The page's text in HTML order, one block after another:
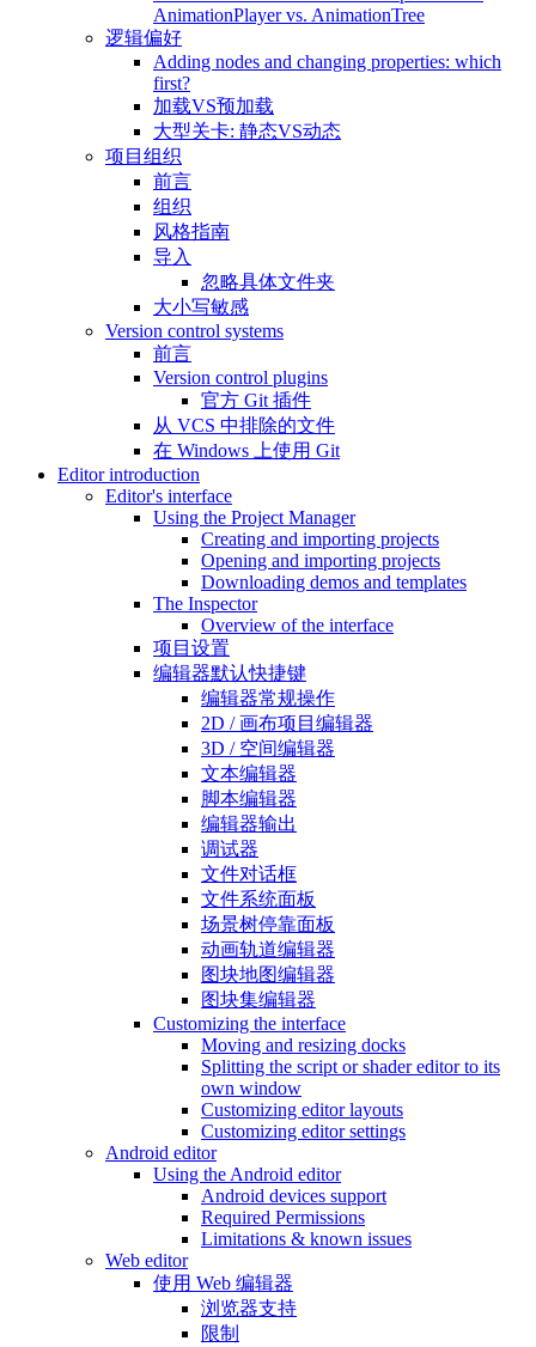
AnimationPlayer vs. AnimationTree
逻辑偏好
Adding nodes and changing properties: which
first?
加载VS预加载
大型关卡: 静态VS动态
项目组织
前言
组织
风格指南
导入
忽略具体文件夹
大小写敏感
Version control systems
前言
Version control plugins
官方 Git 插件
从 VCS 中排除的文件
在 Windows 上使用 Git
Editor introduction
Editor's interface
Using the Project Manager
Creating and importing projects
Opening and importing projects
Downloading demos and templates
The Inspector
Overview of the interface
项目设置
编辑器默认快捷键
编辑器常规操作
2D / 画布项目编辑器
3D / 空间编辑器
文本编辑器
脚本编辑器
编辑器输出
调试器
文件对话框
文件系统面板
场景树停靠面板
动画轨道编辑器
图块地图编辑器
图块集编辑器
Customizing the interface
Moving and resizing docks
Splitting the script or shader editor to its
own window
Customizing editor layouts
Customizing editor settings
Android editor
Using the Android editor
Android devices support
Required Permissions
Limitations & known issues
Web editor
使用 Web 编辑器
浏览器支持
限制